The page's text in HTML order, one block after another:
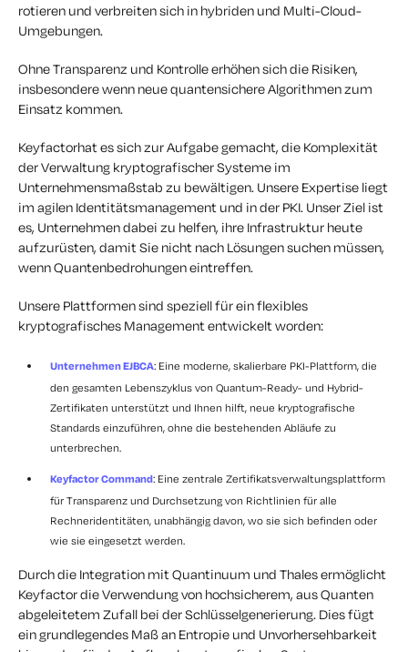
rotieren und verbreiten sich in hybriden und Multi-Cloud-
Umgebungen.
Ohne Transparenz und Kontrolle erhöhen sich die Risiken,
insbesondere wenn neue quantensichere Algorithmen zum
Einsatz kommen.
Keyfactorhat es sich zur Aufgabe gemacht, die Komplexität
der Verwaltung kryptografischer Systeme im
Unternehmensmaßstab zu bewältigen. Unsere Expertise liegt
im agilen Identitätsmanagement und in der PKI. Unser Ziel ist
es, Unternehmen dabei zu helfen, ihre Infrastruktur heute
aufzurüsten, damit Sie nicht nach Lösungen suchen müssen,
wenn Quantenbedrohungen eintreffen.
Unsere Plattformen sind speziell für ein flexibles
kryptografisches Management entwickelt worden:
Unternehmen EJBCA: Eine moderne, skalierbare PKI-Plattform, die
den gesamten Lebenszyklus von Quantum-Ready- und Hybrid-
Zertifikaten unterstützt und Ihnen hilft, neue kryptografische
Standards einzuführen, ohne die bestehenden Abläufe zu
unterbrechen.
Keyfactor Command: Eine zentrale Zertifikatsverwaltungsplattform
für Transparenz und Durchsetzung von Richtlinien für alle
Rechneridentitäten, unabhängig davon, wo sie sich befinden oder
wie sie eingesetzt werden.
Durch die Integration mit Quantinuum und Thales ermöglicht
Keyfactor die Verwendung von hochsicherem, aus Quanten
abgeleitetem Zufall bei der Schlüsselgenerierung. Dies fügt
ein grundlegendes Maß an Entropie und Unvorhersehbarkeit